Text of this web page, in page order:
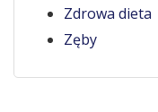
Zdrowa dieta
Zęby